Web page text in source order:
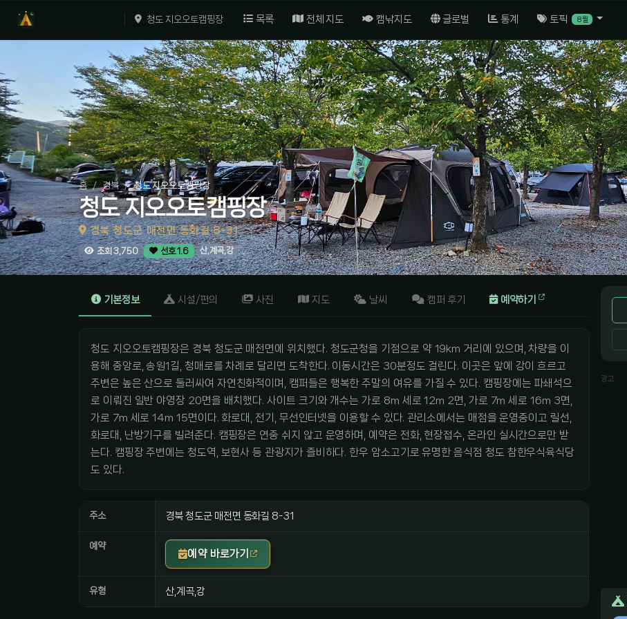
청도 지오오토캠핑장 목록 전체 지도 캠낚지도 글로벌 통계 토픽 8월
홈 경북 청도 지오오토캠핑장
청도 지오오토캠핑장
경북 청도군 매전면 동화길 8-31
조회 3,750 선호 1.6 산,계곡,강
기본정보 시설/편의 사진 지도 날씨 캠퍼 후기 예약하기
청도 지오오토캠핑장은 경북 청도군 매전면에 위치했다. 청도군청을 기점으로 약 19km 거리에 있으며, 차량을 이
용해 중앙로, 송원1길, 청매로를 차례로 달리면 도착한다. 이동시간은 30분정도 걸린다. 이곳은 앞에 강이 흐르고
주변은 높은 산으로 둘러싸여 자연친화적이며, 캠퍼들은 행복한 주말의 여유를 가질 수 있다. 캠핑장에는 파쇄석으
로 이뤄진 일반 야영장 20면을 배치했다. 사이트 크기와 개수는 가로 8m 세로 12m 2면, 가로 7m 세로 16m 3면,
가로 7m 세로 14m 15면이다. 화로대, 전기, 무선인터넷을 이용할 수 있다. 관리소에서는 매점을 운영중이고 릴선,
화로대, 난방기구를 빌려준다. 캠핑장은 연중 쉬지 않고 운영하며, 예약은 전화, 현장접수, 온라인 실시간으로만 받
는다. 캠핑장 주변에는 청도역, 보현사 등 관광지가 즐비하다. 한우 암소고기로 유명한 음식점 청도 참한우식육식당
도 있다.
주소 경북 청도군 매전면 동화길 8-31
예약
예약 바로가기
유형 산,계곡,강
광고